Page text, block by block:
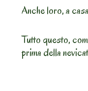
Anche loro, a
Tutto questo,
prima della